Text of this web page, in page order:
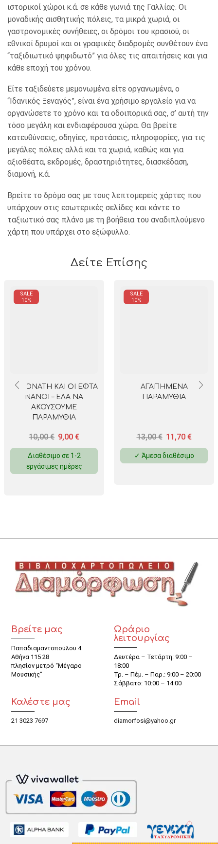
ιστορικοί χώροι κ.ά. σε κάθε γωνιά της Γαλλίας. Οι
μοναδικής αισθητικής πόλεις, τα μικρά χωριά, οι
γαστρονομικές συνήθειες, οι δρόμοι του κρασιού, οι
εθνικοί δρυμοί και οι γραφικές διαδρομές συνθέτουν ένα
“ταξιδιωτικό ψηφιδωτό” για όλες τις απαιτήσεις και για
κάθε εποχή του χρόνου.
Είτε ταξιδεύετε μεμονωμένα είτε οργανωμένα, ο
“Ιδανικός Ξεναγός”, είναι ένα χρήσιμο εργαλείο για να
οργανώσετε το χρόνο και τα οδοιπορικά σας, σ’ αυτή την
τόσο μεγάλη και ενδιαφέρουσα χώρα. Θα βρείτε
κατευθύνσεις, οδηγίες, προτάσεις, πληροφορίες, για τις
μεγάλες πόλεις αλλά και τα χωριά, καθώς και για
αξιοθέατα, εκδρομές, δραστηριότητες, διασκέδαση,
διαμονή, κ.ά.
Βρείτε το δρόμο σας με τους λεπτομερείς χάρτες που
υπάρχουν στις εσωτερικές σελίδες και κάντε το
ταξιωτικό σας πλάνο με τη βοήθεια του αναδιπλούμενο
χάρτη που υπάρχει στο εξώφυλλο.
Δείτε Επίσης
SALE
10%
Η ΧΙΟΝΑΤΗ ΚΑΙ ΟΙ ΕΦΤΑ
ΝΑΝΟΙ – ΕΛΑ ΝΑ
ΑΚΟΥΣΟΥΜΕ
ΠΑΡΑΜΥΘΙΑ
10,00€ 9,00 €
Διαθέσιμο σε 1-2
εργάσιμες ημέρες
SALE
10%
ΑΓΑΠΗΜΕΝΑ
ΠΑΡΑΜΥΘΙΑ
13,00€ 11,70 €
✓ Άμεσα διαθέσιμο
Βρείτε μας
Παπαδιαμαντοπούλου 4
Αθήνα 115 28
πλησίον μετρό “Μέγαρο
Μουσικής”
Ωράριο
λειτουργίας
Δευτέρα – Τετάρτη: 9:00 –
18:00
Τρ. – Πέμ. – Παρ.: 9:00 – 20:00
Σάββατο: 10:00 – 14:00
Καλέστε μας
21 3023 7697
Email
diamorfosi@yahoo.gr